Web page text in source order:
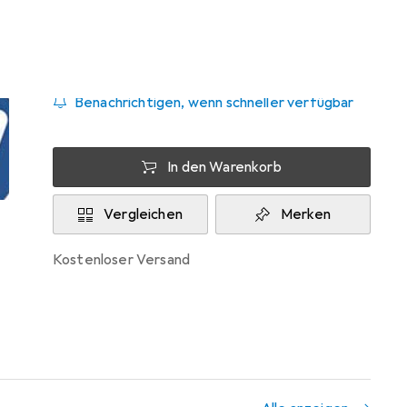
Benachrichtigen, wenn schneller verfügbar
In den Warenkorb
Vergleichen Merken
kostenloser Versand